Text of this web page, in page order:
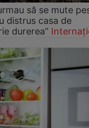
să se mute
distrus casa de
durerea”